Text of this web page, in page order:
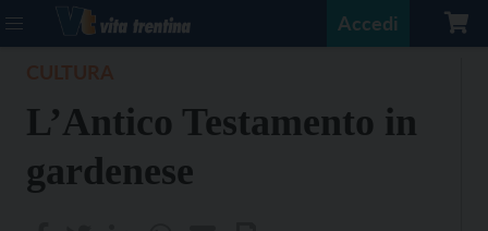
Accedi
L’Antico Testamento in
gardenese